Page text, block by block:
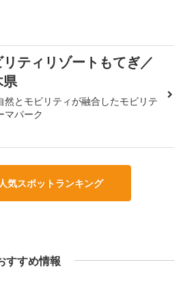
リティリゾートもてぎ／
県
然とモビリティが融合したモビリテ
マパーク
気スポットランキング
すすめ情報